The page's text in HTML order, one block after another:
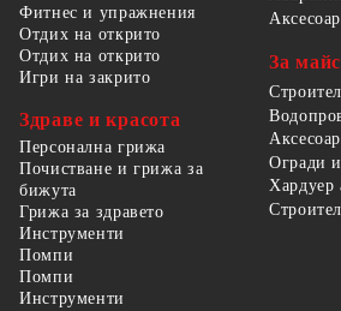
Фитнес и упражнения
Отдих на открито
Отдих на открито
Игри на закрито
Здраве и красота
Персонална грижа
Почистване и грижа за
бижута
Грижа за здравето
За
Огради
Хардуер
Инструменти
Помпи
Помпи
Инструменти